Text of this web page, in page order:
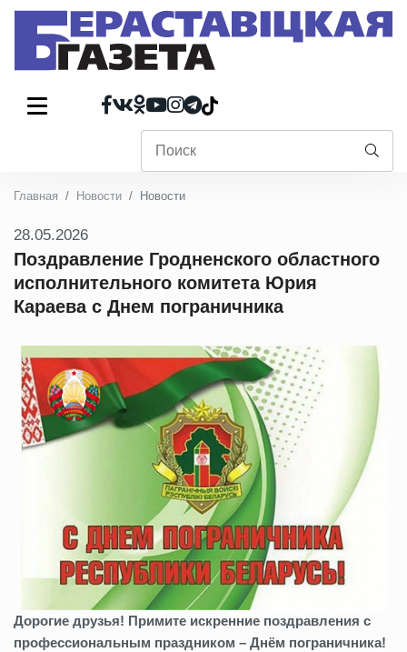
Главная Новости Новости
28.05.2026
Поздравление Гродненского областного
исполнительного комитета Юрия
Караева с Днем пограничника
Дорогие друзья! Примите искренние поздравления с
профессиональным праздником – Днём пограничника!